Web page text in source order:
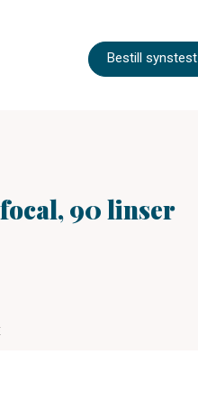
Bestill synstest
90 linser